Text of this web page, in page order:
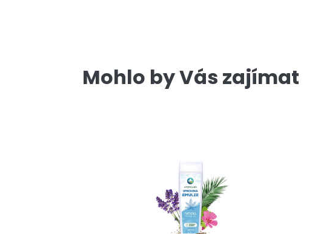
Mohlo by Vás zajímat